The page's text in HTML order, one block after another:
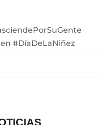
#DíaDeLaNiñez